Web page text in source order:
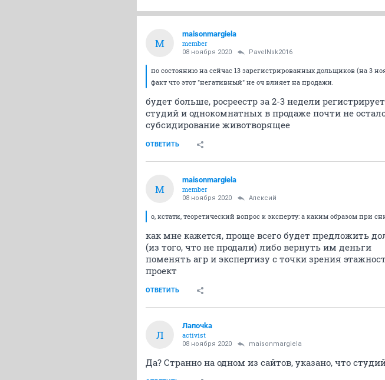
M
maisonmargiela
member
08 ноября 2020 PavelNsk2016
по состоянию на сейчас 13 зарегистрированных дольщиков (на 3
факт что этот "негативный" не оч влияет на продажи.
будет больше, росреестр за 2-3 недели
студий и однокомнатных в продаже почти не
субсидирование животворящее
ОТВЕТИТЬ
M
maisonmargiela
member
08 ноября 2020 Алексий
о, кстати, теоретический вопрос к эксперту: а каким образом при
как мне кажется, проще всего будет предложить
(из того, что не продали) либо вернуть им деньги
поменять агр и экспертизу с точки зрения
проект
ОТВЕТИТЬ
Л
Лапочkа
activist
08 ноября 2020 maisonmargiela
Да? Странно на одном из сайтов, указано, что